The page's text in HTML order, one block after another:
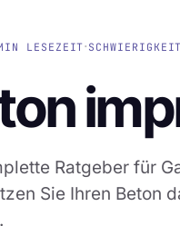
LESEZEIT·
Ratgeber für
Sie Ihren Beton